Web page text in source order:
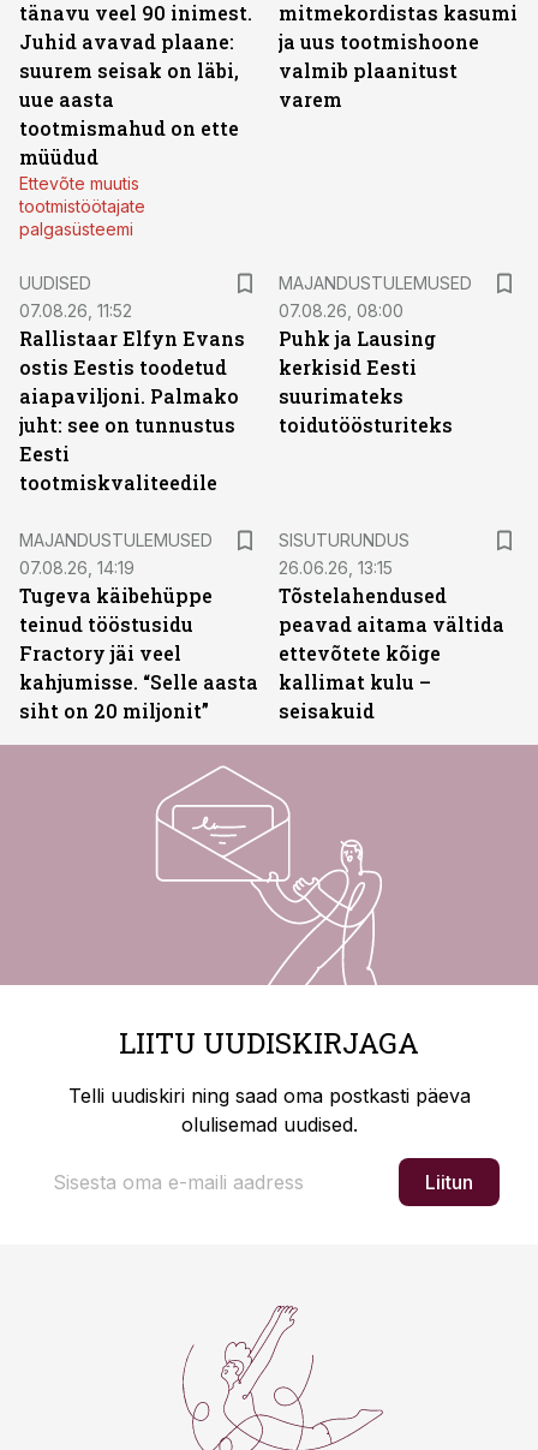
tänavu veel 90 inimest.
Juhid avavad plaane:
suurem seisak on läbi,
uue aasta
tootmismahud on ette
müüdud
Ettevõte muutis
tootmistöötajate
palgasüsteemi
mitmekordistas kasumi
ja uus tootmishoone
valmib plaanitust
varem
UUDISED
07.08.26, 11:52
Rallistaar Elfyn Evans
ostis Eestis toodetud
aiapaviljoni. Palmako
juht: see on tunnustus
Eesti
tootmiskvaliteedile
MAJANDUSTULEMUSED
07.08.26, 08:00
Puhk ja Lausing
kerkisid Eesti
suurimateks
toidutöösturiteks
MAJANDUSTULEMUSED
07.08.26, 14:19
Tugeva käibehüppe
teinud tööstusidu
Fractory jäi veel
kahjumisse. “Selle aasta
siht on 20 miljonit”
SISUTURUNDUS
26.06.26, 13:15
Tõstelahendused
peavad aitama vältida
ettevõtete kõige
kallimat kulu –
seisakuid
LIITU UUDISKIRJAGA
Telli uudiskiri ning saad oma postkasti päeva
olulisemad uudised.
Liitun